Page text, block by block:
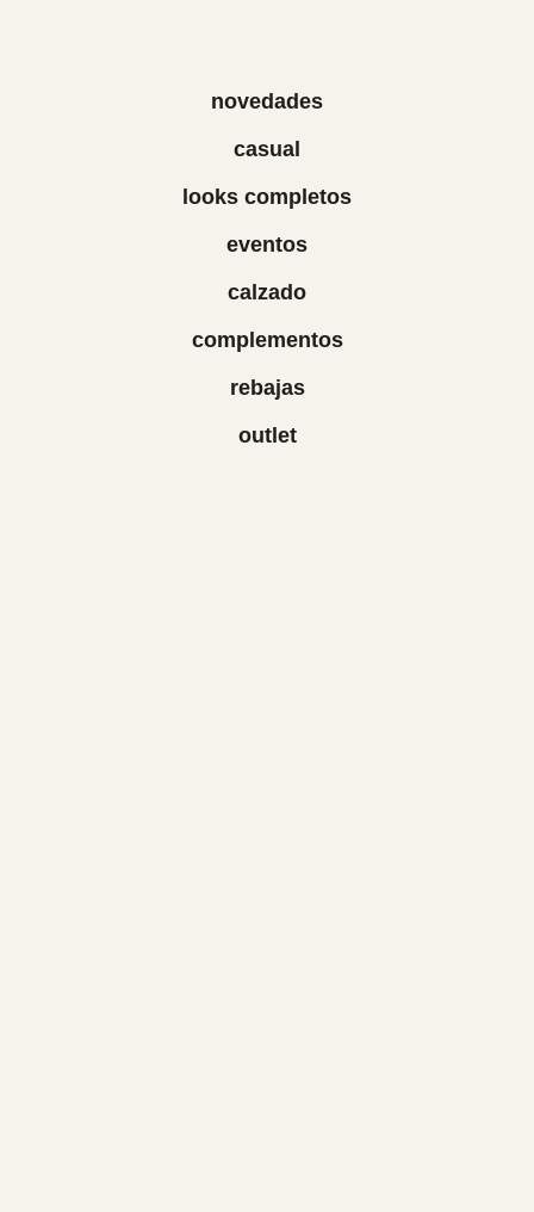
novedades
casual
looks completos
eventos
calzado
complementos
rebajas
outlet